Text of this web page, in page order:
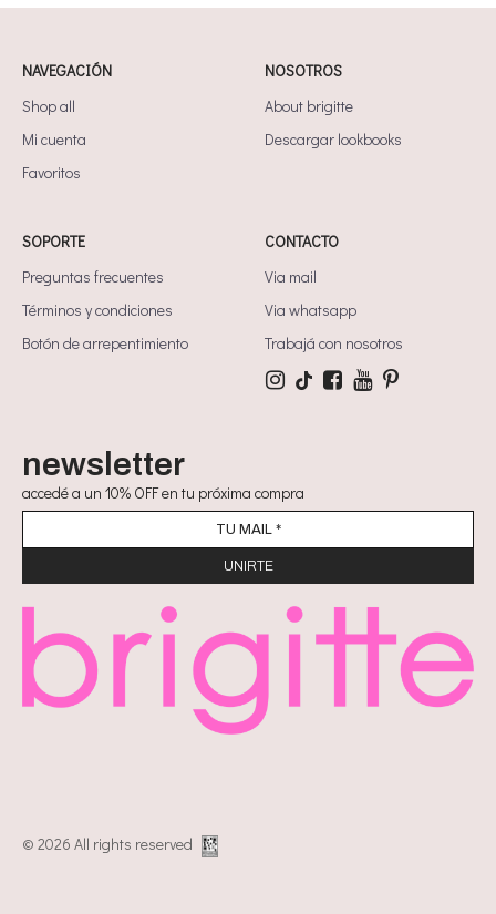
NAVEGACIÓN
Shop all
Mi cuenta
Favoritos
NOSOTROS
About brigitte
Descargar lookbooks
SOPORTE
Preguntas frecuentes
Términos y condiciones
Botón de arrepentimiento
CONTACTO
Via mail
Via whatsapp
Trabajá con nosotros
newsletter
accedé a un 10% OFF en tu próxima compra
© 2026 All rights reserved